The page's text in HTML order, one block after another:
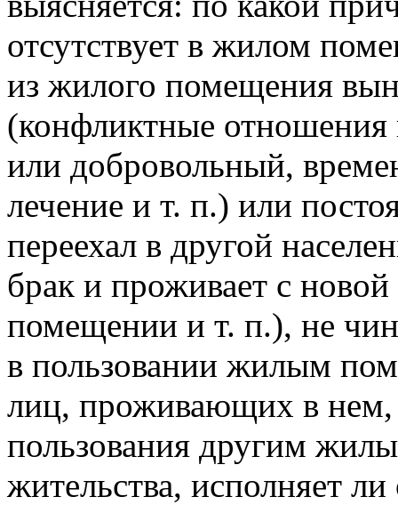
отсутствует в жилом
из жилого помещения
(конфликтные отношения
или добровольный,
лечение и т. п.) или
переехал в другой
брак и проживает с
помещении и т. п.), не
в пользовании жилым
лиц, проживающих в нем,
пользования другим
жительства, исполняет